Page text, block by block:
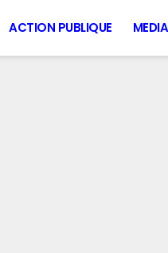
ACTION PUBLIQUE MEDIA